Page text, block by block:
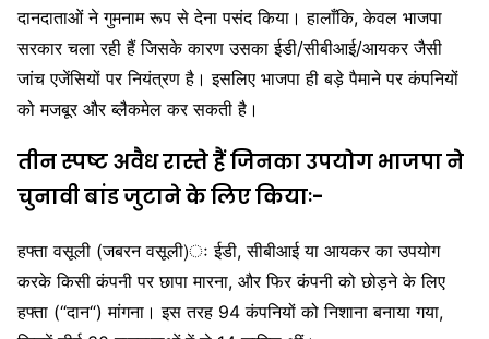
दानदाताओं ने गुमनाम रूप से देना पसंद किया। हालाँकि, केवल भाजपा
सरकार चला रही हैं जिसके कारण उसका ईडी/सीबीआई/आयकर जैसी
जांच एजेंसियों पर नियंत्रण है। इसलिए भाजपा ही बड़े पैमाने पर कंपनियों
को मजबूर और ब्लैकमेल कर सकती है।
तीन स्पष्ट अवैध रास्ते हैं जिनका उपयोग भाजपा ने
चुनावी बांड जुटाने के लिए कियाः-
हफ्ता वसूली (जबरन वसूली)ः ईडी, सीबीआई या आयकर का उपयोग
करके किसी कंपनी पर छापा मारना, और फिर कंपनी को छोड़ने के लिए
हफ्ता (“दान“) मांगना। इस तरह 94 कंपनियों को निशाना बनाया गया,